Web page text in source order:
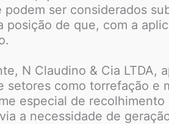
ser considerados
posição de que, com a
N Claudino & Cia
setores como torrefação e
especial de
a necessidade de